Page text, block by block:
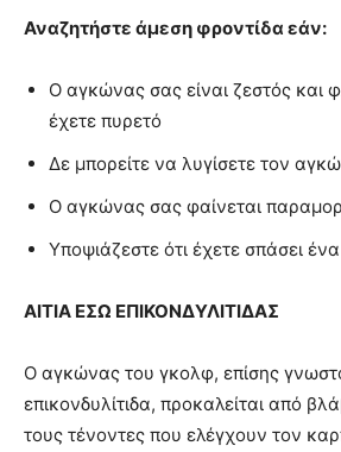
Αναζητήστε άμεση φροντίδα εάν:
Ο αγκώνας σας είναι ζεστός και
έχετε πυρετό
Δε μπορείτε να λυγίσετε τον
Ο αγκώνας σας φαίνεται
Υποψιάζεστε ότι έχετε σπάσει
ΑΙΤΙΑ ΕΣΩ ΕΠΙΚΟΝΔΥΛΙΤΙΔΑΣ
Ο αγκώνας του γκολφ, επίσης
επικονδυλίτιδα, προκαλείται από
τους τένοντες που ελέγχουν τον